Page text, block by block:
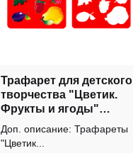
Трафарет для детского
творчества "Цветик.
Фрукты и ягоды"
15,5*20см 2091291413
Невская палитра
Доп. описание: Трафареты
"Цветик...